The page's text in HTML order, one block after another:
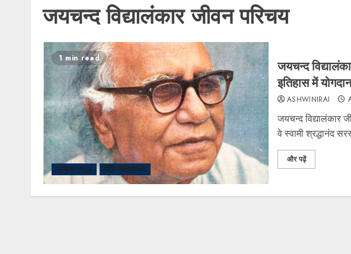
जयचन्द विद्यालंकार जीवन परिचय
1 min read
साहित्य संग्रह हिंदी साहित्यकार
जयचन्द
इतिहास में योगदान
ASHWINIRAI
जयचन्द विद्यालंकार
वे स्वामी श्रद्धानंद
और पढ़ें